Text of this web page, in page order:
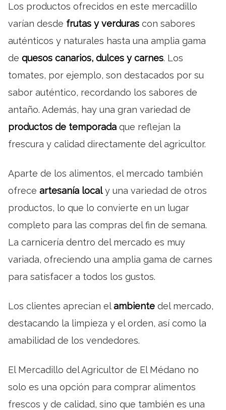
Los productos ofrecidos en este mercadillo
varían desde frutas y verduras con sabores
auténticos y naturales hasta una amplia gama
de quesos canarios, dulces y carnes. Los
tomates, por ejemplo, son destacados por su
sabor auténtico, recordando los sabores de
antaño. Además, hay una gran variedad de
productos de temporada que reflejan la
frescura y calidad directamente del agricultor.
Aparte de los alimentos, el mercado también
ofrece artesanía localy una variedad de otros
productos, lo que lo convierte en un lugar
completo para las compras del fin de semana.
La carnicería dentro del mercado es muy
variada, ofreciendo una amplia gama de carnes
para satisfacer a todos los gustos.
Los clientes aprecian elambiente del mercado,
destacando la limpieza y el orden, así como la
amabilidad de los vendedores.
El Mercadillo del Agricultor de El Médano no
solo es una opción para comprar alimentos
frescos y de calidad, sino que también es una